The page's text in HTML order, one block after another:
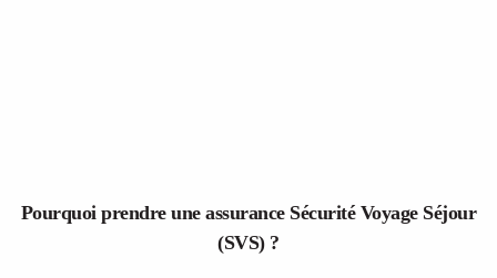
Pourquoi prendre une assurance Sécurité Voyage Séjour
(SVS) ?